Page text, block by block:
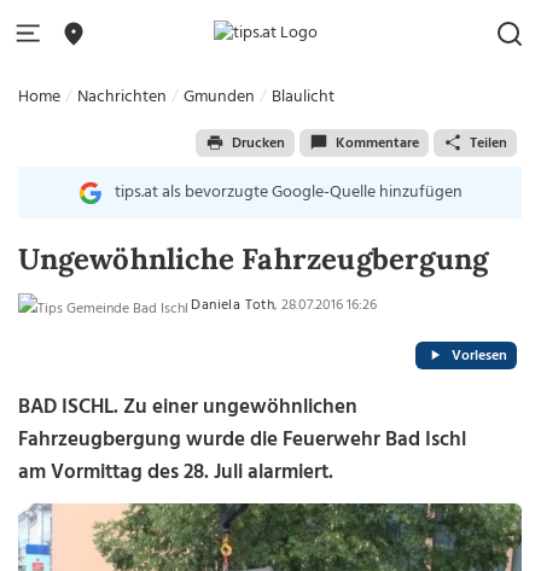
Home Nachrichten Gmunden Blaulicht
Drucken Kommentare Teilen
tips.at als bevorzugte Google-Quelle hinzufügen
Ungewöhnliche Fahrzeugbergung
Daniela Toth, 28.07.2016 16:26
Vorlesen
BAD ISCHL. Zu einer ungewöhnlichen
Fahrzeugbergung wurde die Feuerwehr Bad Ischl
am Vormittag des 28. Juli alarmiert.